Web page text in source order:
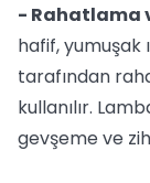
- Rahatlama
hafif, yumuşak
tarafından
kullanılır.
gevşeme ve